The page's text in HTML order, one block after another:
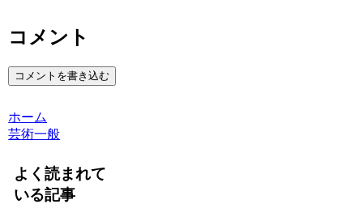
コメント
コメントを書き込む
ホーム
芸術一般
よく読まれて
いる記事